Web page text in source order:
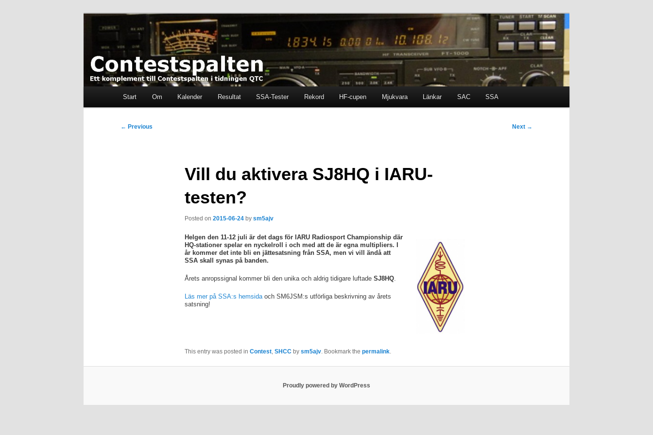
Contestspalten
Ett komplement till contestspalten i tidningen QTC
Start Om Kalender Resultat SSA-Tester Rekord HF-cupen Mjukvara Länkar SAC SSA
Post
← Previous Next →
Vill du aktivera SJ8HQ i IARU-
testen?
Posted on 2015-06-24 by sm5ajv
Helgen den 11-12 juli är det dags för IARU Radiosport Championship där
HQ-stationer spelar en nyckelroll i och med att de är egna multipliers. I
år kommer det inte bli en jättesatsning från SSA, men vi vill ändå att
SSA skall synas på banden.
Årets anropssignal kommer bli den unika och aldrig tidigare luftade SJ8HQ.
Läs mer på SSA:s hemsidaoch SM6JSM:s utförliga beskrivning av årets
satsning!
This entry was posted in Contest, SHCCby sm5ajv. Bookmark the permalink.
Proudly powered by WordPress